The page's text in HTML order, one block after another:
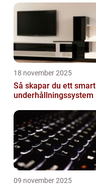
18 november 2025
Så skapar du ett smart
underhållningssystem
09 november 2025